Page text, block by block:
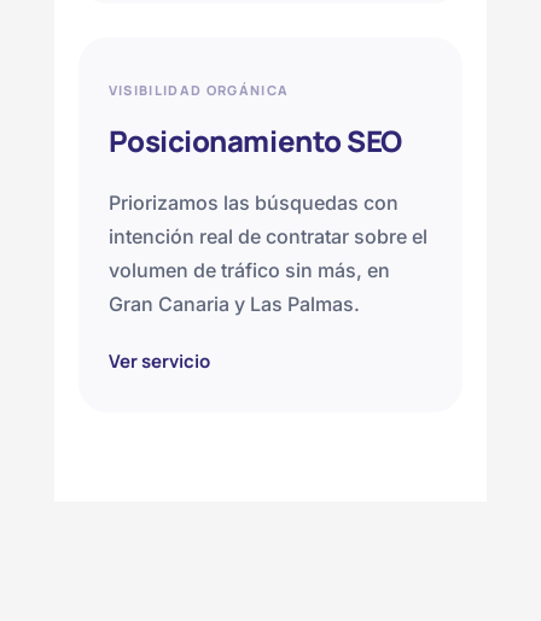
VISIBILIDAD ORGÁNICA
Posicionamiento SEO
Priorizamos las búsquedas con
intención real de contratar sobre el
volumen de tráfico sin más, en
Gran Canaria y Las Palmas.
Ver servicio